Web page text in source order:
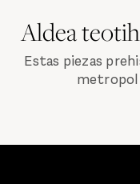
Aldea
Estas piezas